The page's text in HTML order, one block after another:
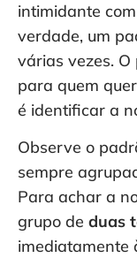
intimidante
verdade, um
várias vezes.
para quem quer
é identificar a
Observe o
sempre
Para achar a
grupo de duas
imediatamente